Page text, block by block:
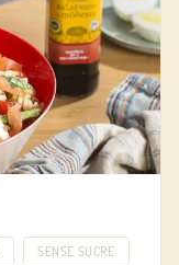
SENSE SUCRE